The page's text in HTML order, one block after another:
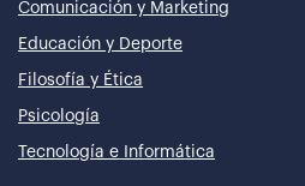
Comunicación y Marketing
Educación y Deporte
Filosofía y Ética
Psicología
Tecnología e Informática